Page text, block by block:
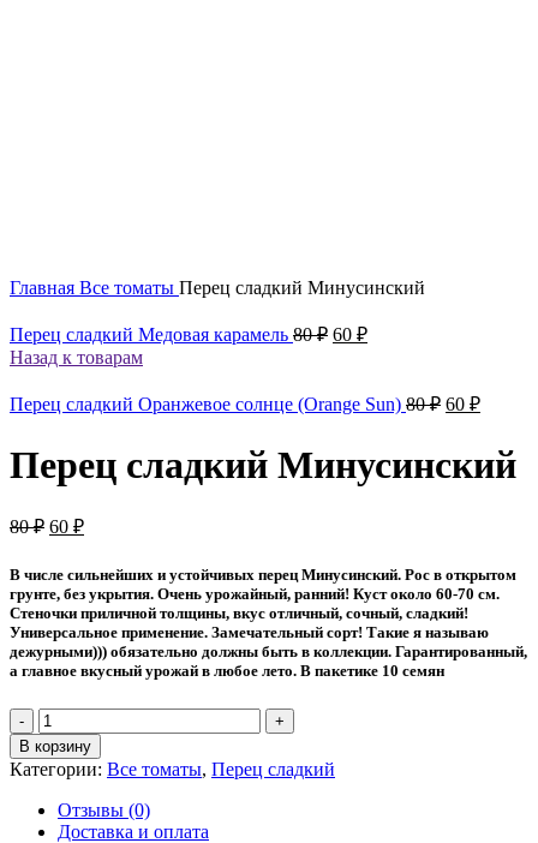
Главная Все томаты Перец сладкий Минусинский
Перец сладкий Медовая карамель 80₽ Первоначальная
80 ₽.
60 ₽Текущая
Назад к товарам
Перец сладкий Оранжевое солнце (Orange Sun) 80₽
80 ₽.
60 ₽
60 ₽.
Перец сладкий Минусинский
80₽ Первоначальная
составляла
80 ₽.
60 ₽Текущая
60 ₽.
В числе сильнейших и устойчивых перец Минусинский. Рос в открытом
грунте, без укрытия. Очень урожайный, ранний! Куст около 60-70 см.
Стеночки приличной толщины, вкус отличный, сочный, сладкий!
Универсальное применение. Замечательный сорт! Такие я называю
дежурными))) обязательно должны быть в коллекции. Гарантированный,
а главное вкусный урожай в любое лето. В пакетике 10 семян
Количество
товара
Перец
сладкий
Минусинский
В корзину
Категории: Все томаты, Перец сладкий
Отзывы (0)
Доставка и оплата